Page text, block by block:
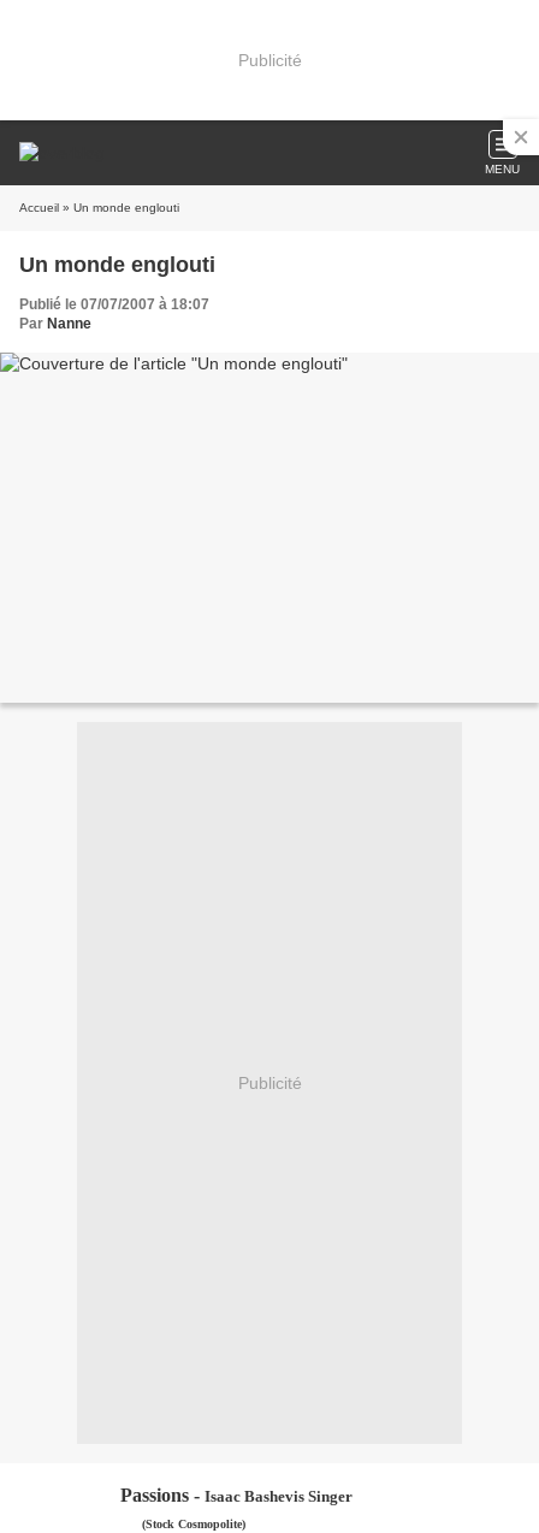
Publicité
MENU
Accueil » Un monde englouti
Un monde englouti
Publié le 07/07/2007 à 18:07
Par Nanne
Publicité
Passions - Isaac Bashevis Singer
(Stock Cosmopolite)